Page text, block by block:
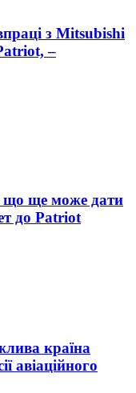
з Mitsubishi
–
що ще може дати
до Patriot
країна
авіаційного